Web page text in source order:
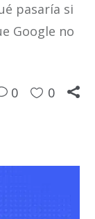
pasaría si
Google no
0 0